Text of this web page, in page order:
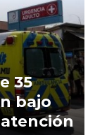
35
bajo